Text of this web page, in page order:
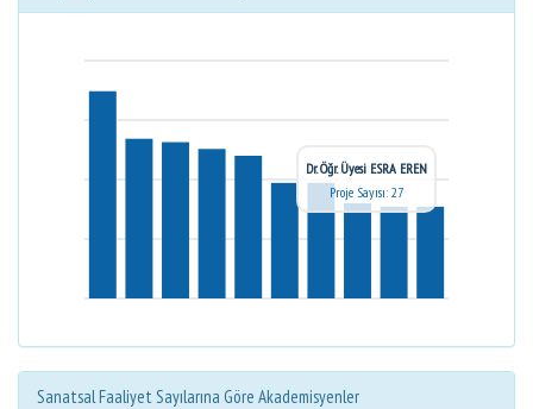
Dr. Öğr. Üyesi ESRA EREN
Proje Sayısı: 27
Sanatsal Faaliyet Sayılarına Göre Akademisyenler